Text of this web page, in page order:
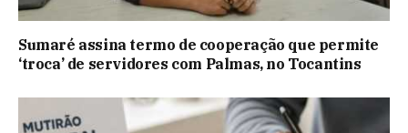
Sumaré assina termo de cooperação que permite
‘troca’ de servidores com Palmas, no Tocantins